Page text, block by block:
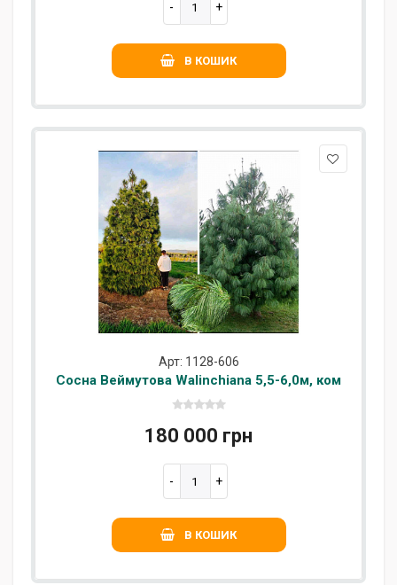
В КОШИК
Арт: 1128-606
Сосна Веймутова Walinchiana 5,5-6,0м, ком
180 000 грн
В КОШИК